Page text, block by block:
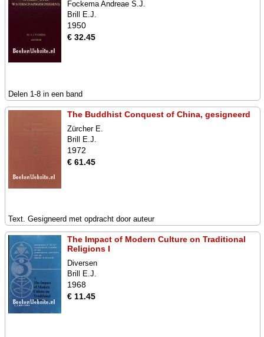
Fockema Andreae S.J.
Brill E.J.
1950
€ 32.45
Delen 1-8 in een band
The Buddhist Conquest of China, gesigneerd
Zürcher E.
Brill E.J.
1972
€ 61.45
Text. Gesigneerd met opdracht door auteur
The Impact of Modern Culture on Traditional
Religions I
Diversen
Brill E.J.
1968
€ 11.45